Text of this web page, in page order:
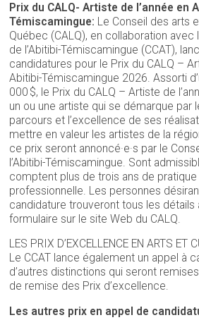
Prix du CALQ- Artiste de l’année en
Témiscamingue: Le Conseil des arts
Québec (CALQ), en collaboration avec
de l’Abitibi-Témiscamingue (CCAT),
candidatures pour le Prix du CALQ –
Abitibi-Témiscamingue 2026. Assorti
000 $, le Prix du CALQ – Artiste de
un ou une artiste qui se démarque par
parcours et l’excellence de ses
mettre en valeur les artistes de la
ce prix seront annoncé·e·s par le
l’Abitibi-Témiscamingue. Sont
comptent plus de trois ans de pratique
professionnelle. Les personnes
candidature trouveront tous les détails
formulaire sur le site Web du CALQ.
LES PRIX D’EXCELLENCE EN ARTS ET
Le CCAT lance également un appel à
d’autres distinctions qui seront
de remise des Prix d’excellence.
Les autres prix en appel de